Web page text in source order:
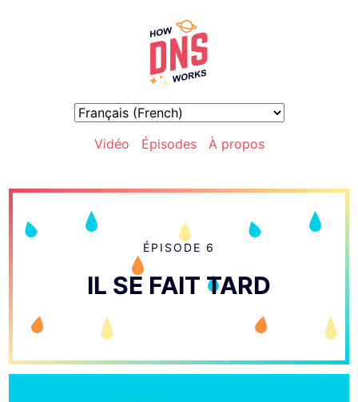
Vidéo Épisodes À propos
ÉPISODE 6
IL SE FAIT TARD